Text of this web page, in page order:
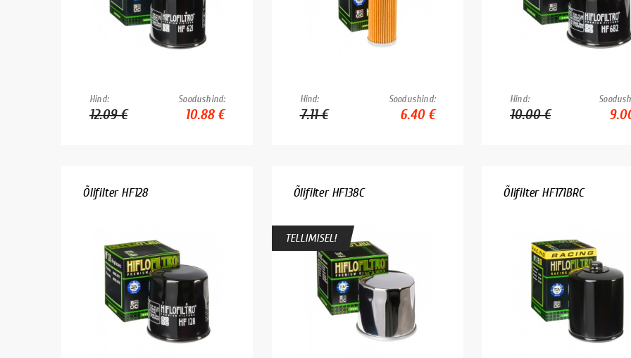
Hind:
12.09 €
Soodushind:
10.88 €
Hind:
7.11 €
Soodushind:
6.40 €
Hind:
10.00 €
Õlifilter HF128 Õlifilter HF138C
TELLIMISEL!
Õlifilter HF171BRC